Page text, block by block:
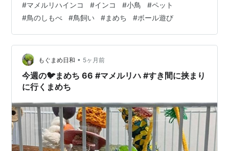
勢いよく噛り付いたのか？ 中の鈴がなるほど強くかじっ
てるときもあったり。 うちの鳥たちはボールの扱いが悪
いな… プチプチと音が変わったな？と思えば、 ボールの
紐を1本1本丁寧に解こうとしてる。 変なところで職人気
質を発揮してるまめち🐦✨ もぐの時もそうやったけど…
まめちになっても、我…
#マメルリハインコ #インコ #小鳥 #ペット
#鳥のしもべ #鳥飼い #まめち #ボール遊び
もぐまめ日和 • 5ヶ月前
今週の🐦まめち 66 #マメルリハ #すき間に挟まり
に行くまめち